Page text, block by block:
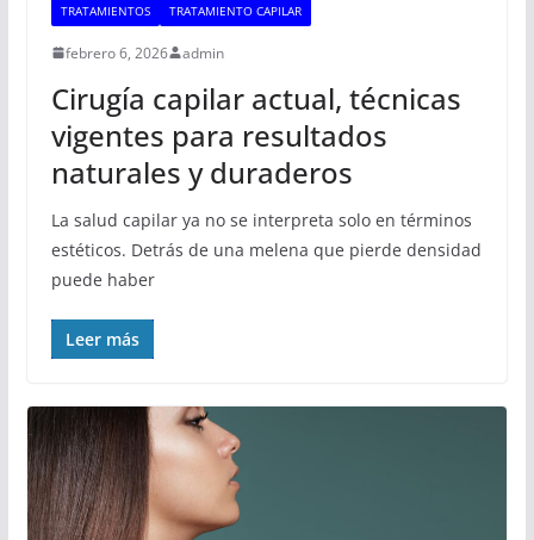
TRATAMIENTOS TRATAMIENTO CAPILAR
febrero 6, 2026 admin
Cirugía capilar actual, técnicas
vigentes para resultados
naturales y duraderos
La salud capilar ya no se interpreta solo en términos
estéticos. Detrás de una melena que pierde densidad
puede haber
Leer más